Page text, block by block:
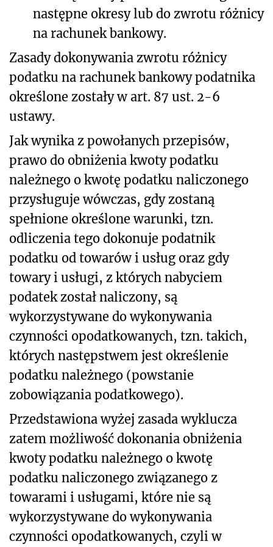
następne okresy lub do zwrotu różnicy
na rachunek bankowy.
Zasady dokonywania zwrotu różnicy
podatku na rachunek bankowy podatnika
określone zostały w art. 87 ust. 2-6
ustawy.
Jak wynika z powołanych przepisów,
prawo do obniżenia kwoty podatku
należnego o kwotę podatku naliczonego
przysługuje wówczas, gdy zostaną
spełnione określone warunki, tzn.
odliczenia tego dokonuje podatnik
podatku od towarów i usług oraz gdy
towary i usługi, z których nabyciem
podatek został naliczony, są
wykorzystywane do wykonywania
czynności opodatkowanych, tzn. takich,
których następstwem jest określenie
podatku należnego (powstanie
zobowiązania podatkowego).
Przedstawiona wyżej zasada wyklucza
zatem możliwość dokonania obniżenia
kwoty podatku należnego o kwotę
podatku naliczonego związanego z
towarami i usługami, które nie są
wykorzystywane do wykonywania
czynności opodatkowanych, czyli w